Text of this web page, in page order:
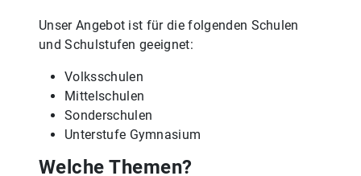
Unser Angebot ist für die folgenden Schulen
und Schulstufen geeignet:
Volksschulen
Mittelschulen
Sonderschulen
Unterstufe Gymnasium
Welche Themen?